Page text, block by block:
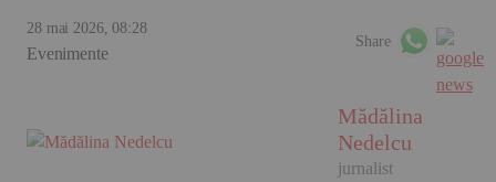
28 mai 2026, 08:28
Evenimente
Share
Mădălina
Nedelcu
jurnalist